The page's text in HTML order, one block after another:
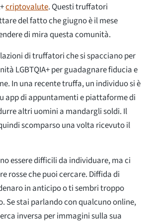
criptovalute. Questi truffatori
del fatto che giugno è il mese
di mira questa comunità.
di truffatori che si spacciano per
LGBTQIA+ per guadagnare fiducia e
In una recente truffa, un individuo si è
app di appuntamenti e piattaforme di
altri uomini a mandargli soldi. Il
scomparso una volta ricevuto il
essere difficili da individuare, ma ci
rosse che puoi cercare. Diffida di
in anticipo o ti sembri troppo
Se stai parlando con qualcuno online,
inversa per immagini sulla sua